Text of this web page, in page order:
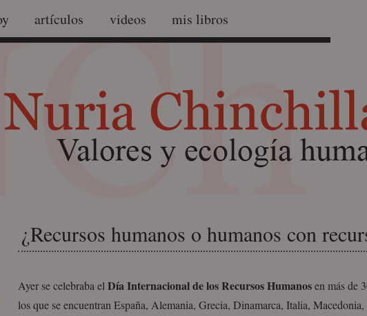
artículos videos mis libros
¿Recursos humanos o humanos con
Ayer se celebraba el Día Internacional de los Recursos Humanosen más de
los que se encuentran España, Alemania, Grecia, Dinamarca, Italia,